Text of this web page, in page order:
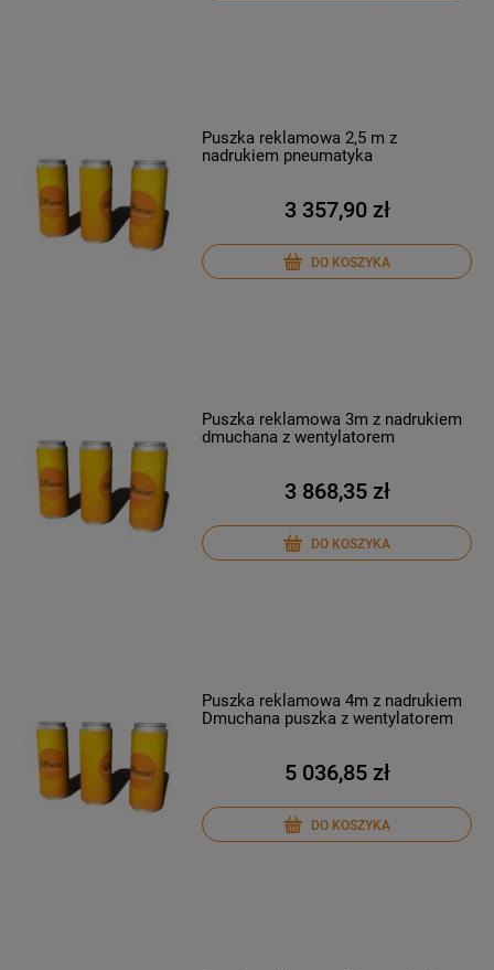
Puszka reklamowa 2,5 m z
nadrukiem pneumatyka
3 357,90 zł
DO KOSZYKA
Puszka reklamowa 3m z nadrukiem
dmuchana z wentylatorem
3 868,35 zł
DO KOSZYKA
Puszka reklamowa 4m z nadrukiem
Dmuchana puszka z wentylatorem
5 036,85 zł
DO KOSZYKA